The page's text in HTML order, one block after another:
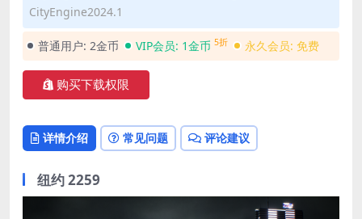
CityEngine2024.1
普通用户: 2金币 VIP会员: 1金币 5折 永久会员: 免费
购买下载权限
详情介绍 常见问题 评论建议
纽约 2259